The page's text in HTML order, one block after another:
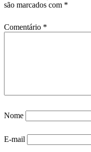
são marcados com *
Comentário *
Nome
E-mail